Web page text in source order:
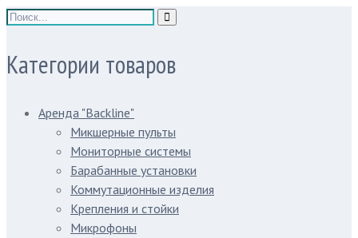
Категории товаров
Аренда "Backline"
Микшерные пульты
Мониторные системы
Барабанные установки
Коммутационные изделия
Крепления и стойки
Микрофоны